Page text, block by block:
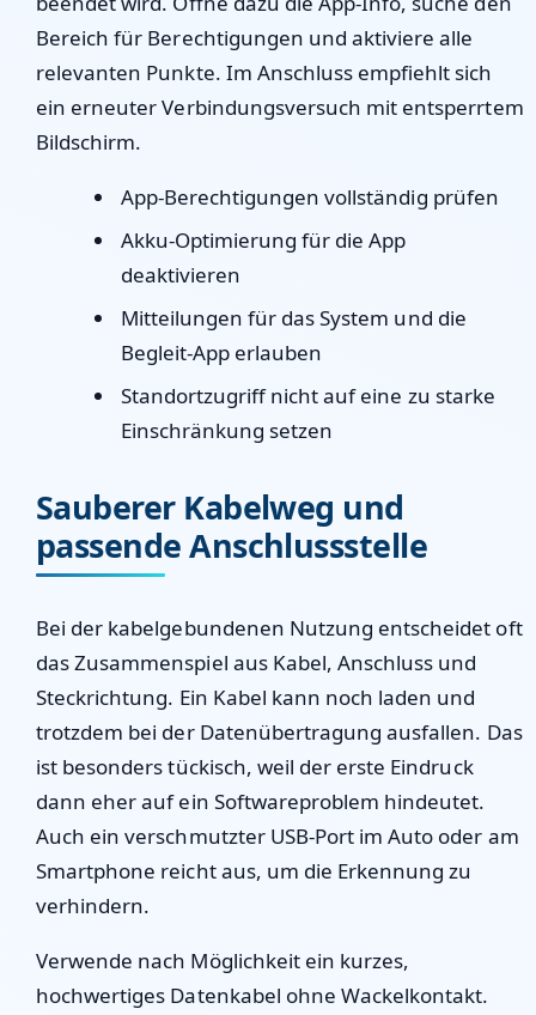
Bereich für Berechtigungen und aktiviere alle
relevanten Punkte. Im Anschluss empfiehlt sich
ein erneuter Verbindungsversuch mit entsperrtem
Bildschirm.
App-Berechtigungen vollständig prüfen
Akku-Optimierung für die App
deaktivieren
Mitteilungen für das System und die
Begleit-App erlauben
Standortzugriff nicht auf eine zu starke
Einschränkung setzen
Sauberer Kabelweg und
passende Anschlussstelle
Bei der kabelgebundenen Nutzung entscheidet oft
das Zusammenspiel aus Kabel, Anschluss und
Steckrichtung. Ein Kabel kann noch laden und
trotzdem bei der Datenübertragung ausfallen. Das
ist besonders tückisch, weil der erste Eindruck
dann eher auf ein Softwareproblem hindeutet.
Auch ein verschmutzter USB-Port im Auto oder am
Smartphone reicht aus, um die Erkennung zu
verhindern.
Verwende nach Möglichkeit ein kurzes,
hochwertiges Datenkabel ohne Wackelkontakt.